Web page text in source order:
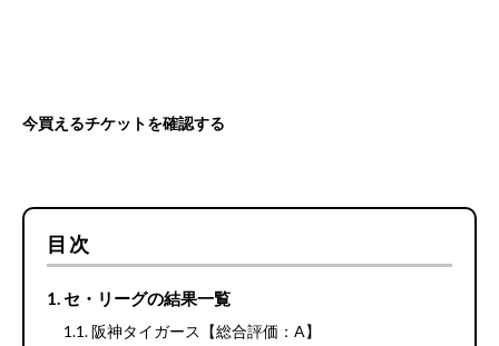
今買えるチケットを確認する
目次
セ・リーグの結果一覧
阪神タイガース【総合評価：A】